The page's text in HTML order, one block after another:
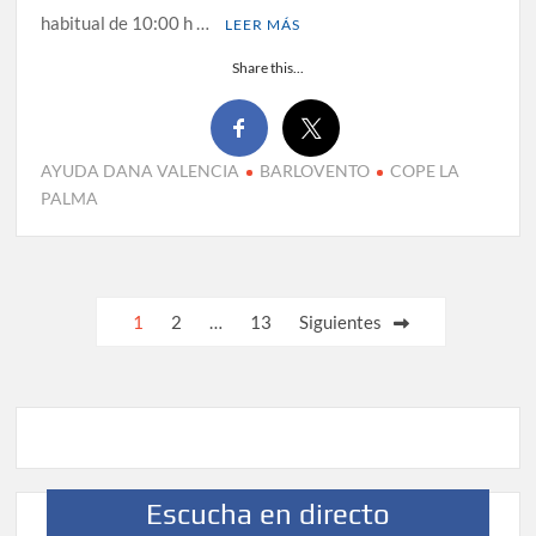
habitual de 10:00 h … LEER MÁS
Share this...
AYUDA DANA VALENCIA BARLOVENTO
COPE LA
PALMA
Paginación
1 2 … 13 Siguientes
Escucha en directo